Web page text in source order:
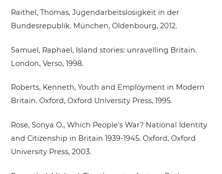
Raithel, Thomas, Jugendarbeitslosigkeit in der
Bundesrepublik. München, Oldenbourg, 2012.
Samuel, Raphael, Island stories: unravelling Britain.
London, Verso, 1998.
Roberts, Kenneth, Youth and Employment in Modern
Britain. Oxford, Oxford University Press, 1995.
Rose, Sonya O., Which People's War? National Identity
and Citizenship in Britain 1939-1945. Oxford, Oxford
University Press, 2003.